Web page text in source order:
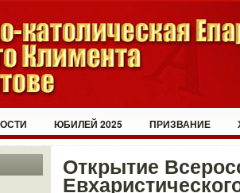
ЮБИЛЕЙ 2025 ПРИЗВАНИЕ
Открытие